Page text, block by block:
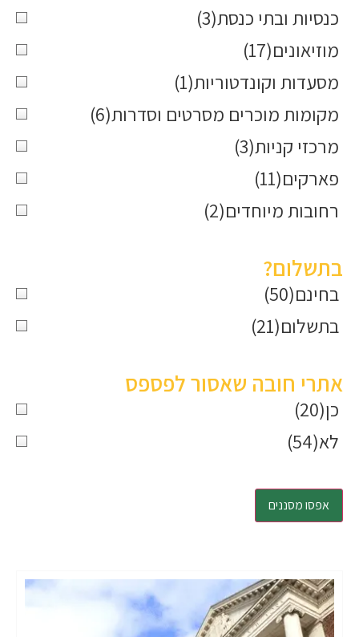
כנסיות ובתי כנסת(3)
מוזיאונים(17)
מסעדות וקונדטוריות(1)
מקומות מוכרים מסרטים וסדרות(6)
מרכזי קניות(3)
פארקים(11)
רחובות מיוחדים(2)
בתשלום?
בחינם(50)
בתשלום(21)
אתרי חובה שאסור לפספס
כן(20)
לא(54)
אפסו מסננים